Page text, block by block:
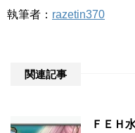
執筆者： razetin370
関連記事
ＦＥＨ